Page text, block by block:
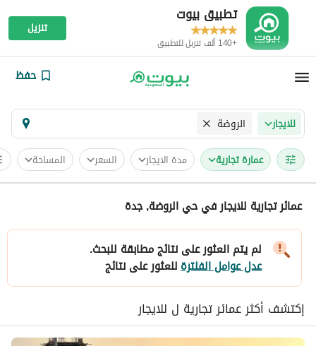
تطبيق بيوت
+140 ألف تنزيل للتطبيق
تنزيل
حفظ
للايجار الروضة
عمارة تجارية مدة الايجار السعر المساحة
عمائر تجارية للايجار في حي الروضة, جدة
لم يتم العثور على نتائج مطابقة للبحث.
عدل عوامل الفلترةللعثور على نتائج
إكتشف أكثر عمائر تجارية ل للايجار